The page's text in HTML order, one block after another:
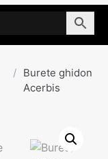
/ Burete ghidon
Acerbis